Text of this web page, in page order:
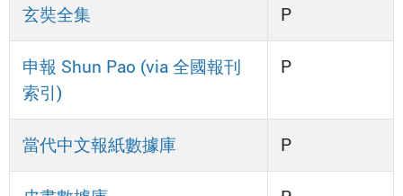
玄奘全集 P
申報 Shun Pao (via 全國報刊
索引)
P
當代中文報紙數據庫 P